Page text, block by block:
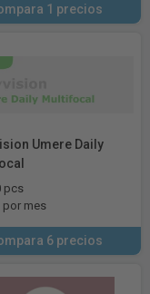
1 precios
Umere Daily
pcs
por mes
6 precios